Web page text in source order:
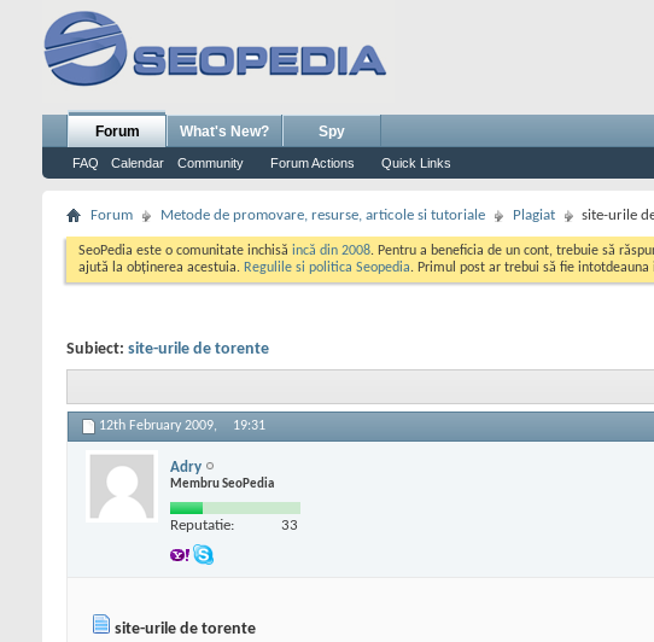
Forum
FAQ Calendar Community Forum Actions Quick Links
What's New? Spy
Forum Metode de promovare, resurse, articole si tutoriale Plagiat site-urile
SeoPedia este o comunitate inchisă incă din 2008. Pentru a beneficia de un cont, trebuie să
ajută la obținerea acestuia. Regulile si politica Seopedia. Primul post ar trebui să fie intotdeauna
Subiect: site-urile de torente
12th February 2009, 19:31
Adry
Membru SeoPedia
Reputatie: 33
site-urile de torente